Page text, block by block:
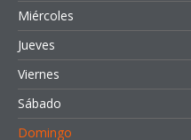
Miércoles
Jueves
Viernes
Sábado
Domingo